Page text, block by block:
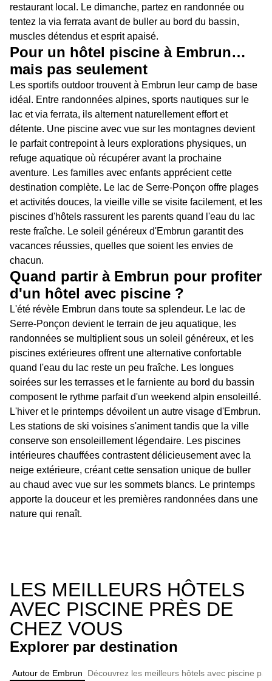
restaurant local. Le dimanche, partez en randonnée ou
tentez la via ferrata avant de buller au bord du bassin,
muscles détendus et esprit apaisé.
Pour un hôtel piscine à Embrun…
mais pas seulement
Les sportifs outdoor trouvent à Embrun leur camp de base
idéal. Entre randonnées alpines, sports nautiques sur le
lac et via ferrata, ils alternent naturellement effort et
détente. Une piscine avec vue sur les montagnes devient
le parfait contrepoint à leurs explorations physiques, un
refuge aquatique où récupérer avant la prochaine
aventure. Les familles avec enfants apprécient cette
destination complète. Le lac de Serre-Ponçon offre plages
et activités douces, la vieille ville se visite facilement, et les
piscines d'hôtels rassurent les parents quand l'eau du lac
reste fraîche. Le soleil généreux d'Embrun garantit des
vacances réussies, quelles que soient les envies de
chacun.
Quand partir à Embrun pour profiter
d'un hôtel avec piscine ?
L'été révèle Embrun dans toute sa splendeur. Le lac de
Serre-Ponçon devient le terrain de jeu aquatique, les
randonnées se multiplient sous un soleil généreux, et les
piscines extérieures offrent une alternative confortable
quand l'eau du lac reste un peu fraîche. Les longues
soirées sur les terrasses et le farniente au bord du bassin
composent le rythme parfait d'un weekend alpin ensoleillé.
L'hiver et le printemps dévoilent un autre visage d'Embrun.
Les stations de ski voisines s'animent tandis que la ville
conserve son ensoleillement légendaire. Les piscines
intérieures chauffées contrastent délicieusement avec la
neige extérieure, créant cette sensation unique de buller
au chaud avec vue sur les sommets blancs. Le printemps
apporte la douceur et les premières randonnées dans une
nature qui renaît.
LES MEILLEURS HÔTELS
AVEC PISCINE PRÈS DE
CHEZ VOUS
Explorer par destination
Autour de Embrun Découvrez les meilleurs hôtels avec piscine